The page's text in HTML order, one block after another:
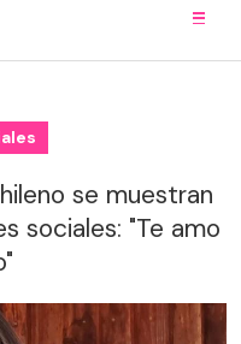
se muestran
sociales: "Te amo